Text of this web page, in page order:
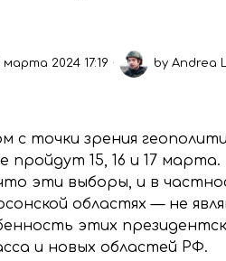
марта 2024 17:19 byAndrea
точки зрения
15, 16 и 17
эти выборы, и в
областях — не
этих
и новых областей РФ.